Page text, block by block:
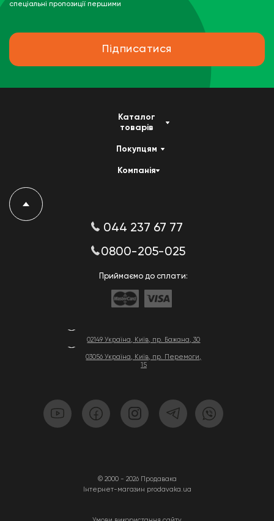
спеціальні пропозиції першими
Підписатися
02149 Україна, Київ, пр. Бажана, 30
03056 Україна, Київ, пр. Перемоги,
15
© 2000 - 2026 Продавака
Інтернет-магазин prodavaka.ua
Каталог
товарів
Покупцям
Компанія
044 237 67 77
0800-205-025
Приймаємо до сплати: